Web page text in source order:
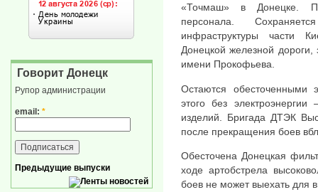
«Точмаш» в Донецке.
персонала.
инфраструктуры части
Донецкой железной
имени Прокофьева.
Остаются обесточенными
этого без
изделий. Бригада ДТЭК
после прекращения боев
Обесточена Донецкая
ходе артобстрела
боев не может выехать для
Говорит Донецк
Рупор администрации
email: *
Предыдущие выпуски